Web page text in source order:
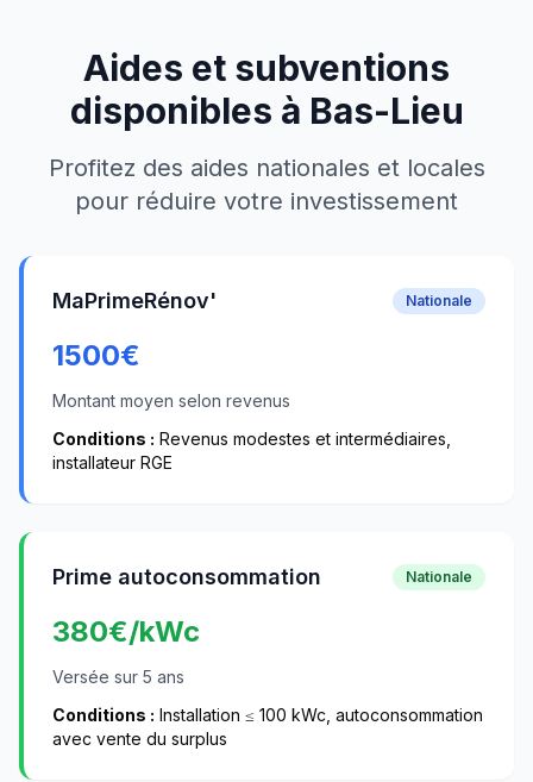
Aides et subventions
disponibles à Bas-Lieu
Profitez des aides nationales et locales
pour réduire votre investissement
MaPrimeRénov' Nationale
1500€
Montant moyen selon revenus
Conditions : Revenus modestes et intermédiaires,
installateur RGE
Prime autoconsommation Nationale
380€/kWc
Versée sur 5 ans
Conditions : Installation ≤ 100 kWc, autoconsommation
avec vente du surplus